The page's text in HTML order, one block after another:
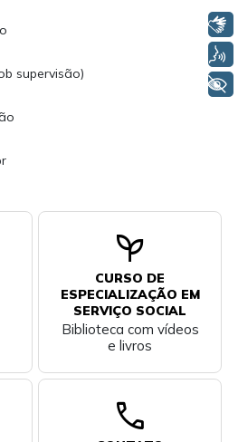
supervisão)
psychiatry
CURSO DE
ESPECIALIZAÇÃO EM
SERVIÇO SOCIAL
Biblioteca com vídeos
e livros
call
+ Acessibilidade